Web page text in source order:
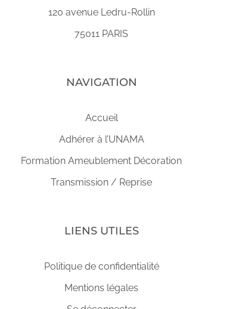
120 avenue Ledru-Rollin
75011 PARIS
NAVIGATION
Accueil
Adhérer à l’UNAMA
Formation Ameublement Décoration
Transmission / Reprise
LIENS UTILES
Politique de confidentialité
Mentions légales